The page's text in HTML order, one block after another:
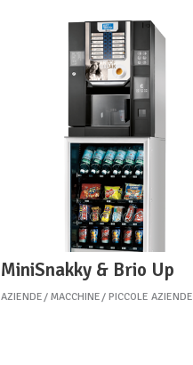
MiniSnakky & Brio Up
AZIENDE MACCHINE PICCOLE AZIENDE